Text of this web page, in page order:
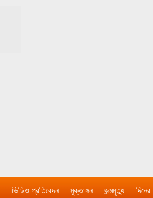
ভিডিও প্রতিবেদন মুক্তাঙ্গন জন্মমৃত্যু